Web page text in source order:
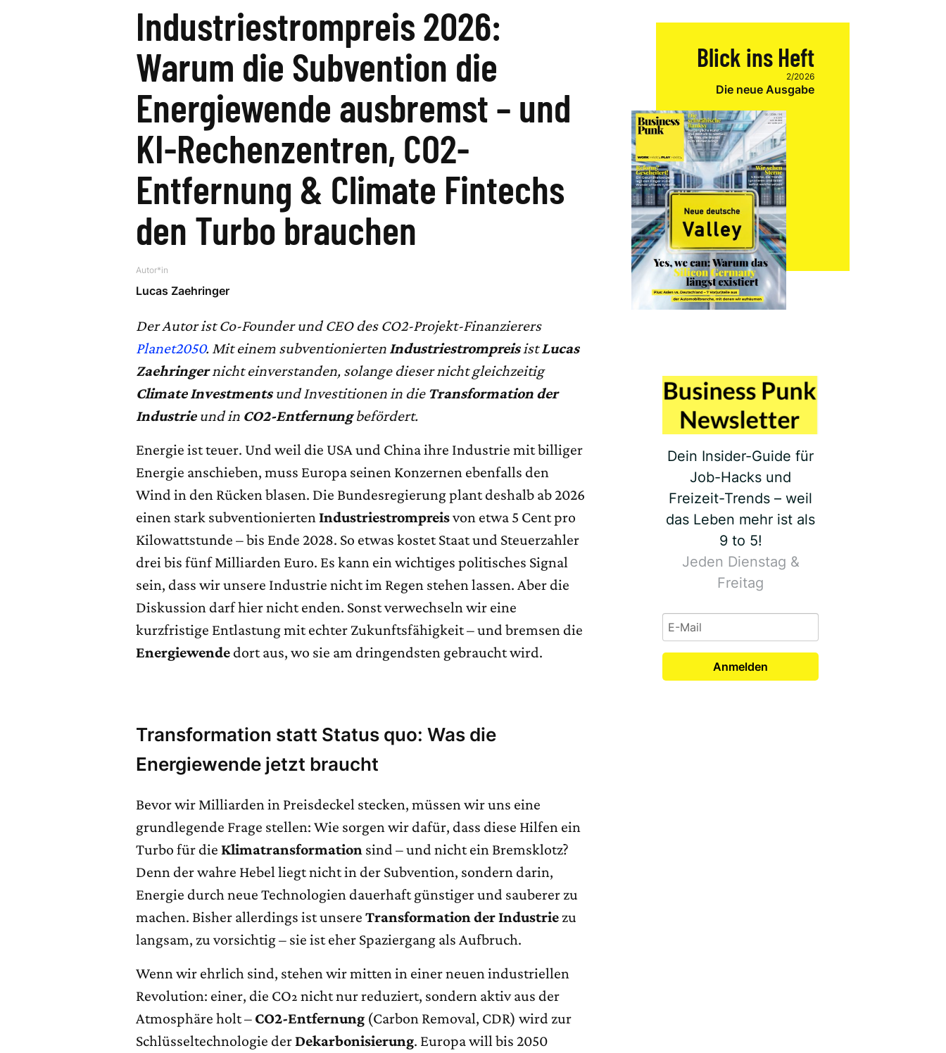
Industriestrompreis 2026:
Warum die Subvention die
Energiewende ausbremst – und
KI-Rechenzentren, CO2-
Entfernung & Climate Fintechs
den Turbo brauchen
Autor*in
Lucas Zaehringer
Der Autor ist Co-Founder und CEO des CO2-Projekt-Finanzierers
Planet2050. Mit einem subventionierten IndustriestrompreisistLucas
Zaehringernicht einverstanden, solange dieser nicht gleichzeitig
Climate Investmentsund Investitionen in die Transformation der
Industrieund in CO2-Entfernungbefördert.
Energie ist teuer. Und weil die USA und China ihre Industrie mit billiger
Energie anschieben, muss Europa seinen Konzernen ebenfalls den
Wind in den Rücken blasen. Die Bundesregierung plant deshalb ab 2026
einen stark subventioniertenIndustriestrompreisvon etwa 5 Cent pro
Kilowattstunde – bis Ende 2028. So etwas kostet Staat und Steuerzahler
drei bis fünf Milliarden Euro. Es kann ein wichtiges politisches Signal
sein, dass wir unsere Industrie nicht im Regen stehen lassen. Aber die
Diskussion darf hier nicht enden. Sonst verwechseln wir eine
kurzfristige Entlastung mit echter Zukunftsfähigkeit – und bremsen die
Energiewendedort aus, wo sie am dringendsten gebraucht wird.
Transformation statt Status quo: Was die
Energiewende jetzt braucht
Bevor wir Milliarden in Preisdeckel stecken, müssen wir uns eine
grundlegende Frage stellen: Wie sorgen wir dafür, dass diese Hilfen ein
Turbo für dieKlimatransformation sind – und nicht ein Bremsklotz?
Denn der wahre Hebel liegt nicht in der Subvention, sondern darin,
Energie durch neue Technologien dauerhaft günstiger und sauberer zu
machen. Bisher allerdings ist unsereTransformation der Industrie zu
langsam, zu vorsichtig – sie ist eher Spaziergang als Aufbruch.
Wenn wir ehrlich sind, stehen wir mitten in einer neuen industriellen
Revolution: einer, die CO₂ nicht nur reduziert, sondern aktiv aus der
Atmosphäre holt – CO2-Entfernung (Carbon Removal, CDR) wird zur
Schlüsseltechnologie derDekarbonisierung. Europa will bis 2050
Blick ins Heft
2/2026
Die neue Ausgabe
Dein Insider-Guide für
Job-Hacks und
Freizeit-Trends – weil
das Leben mehr ist als
9 to 5!
Jeden Dienstag &
Freitag
Anmelden